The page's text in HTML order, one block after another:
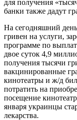
для получения
банки также дадут
На сегодняшний
гривен на услуги,
программе по
двое суток 4,9
получения тысячи
вакцинированные
кинотеатры и ж/д
потратить на
посещение
января украинцы
лекарства.